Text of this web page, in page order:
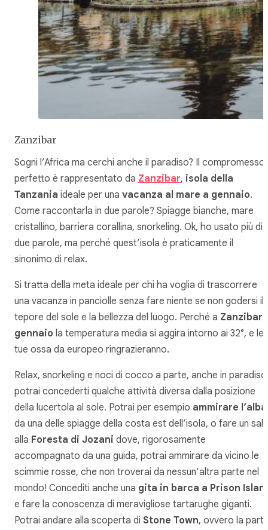
Zanzibar
Sogni l’Africa ma cerchi anche il paradiso? Il compromesso
perfetto è rappresentato da Zanzibar, isola della
Tanzania ideale per una vacanza al mare a gennaio.
Come raccontarla in due parole? Spiagge bianche, mare
cristallino, barriera corallina, snorkeling. Ok, ho usato più di
due parole, ma perché quest’isola è praticamente il
sinonimo di relax.
Si tratta della meta ideale per chi ha voglia di trascorrere
una vacanza in panciolle senza fare niente se non godersi il
tepore del sole e la bellezza del luogo. Perché a Zanzibar
gennaio la temperatura media si aggira intorno ai 32°, e le
tue ossa da europeo ringrazieranno.
Relax, snorkeling e noci di cocco a parte, anche in paradiso
potrai concederti qualche attività diversa dalla posizione
della lucertola al sole. Potrai per esempio ammirare l’alba
da una delle spiagge della costa est dell’isola, o fare un
alla Foresta di Jozani dove, rigorosamente
accompagnato da una guida, potrai ammirare da vicino le
scimmie rosse, che non troverai da nessun’altra parte nel
mondo! Concediti anche una gita in barca a Prison
e fare la conoscenza di meravigliose tartarughe giganti.
Potrai andare alla scoperta di Stone Town, ovvero la